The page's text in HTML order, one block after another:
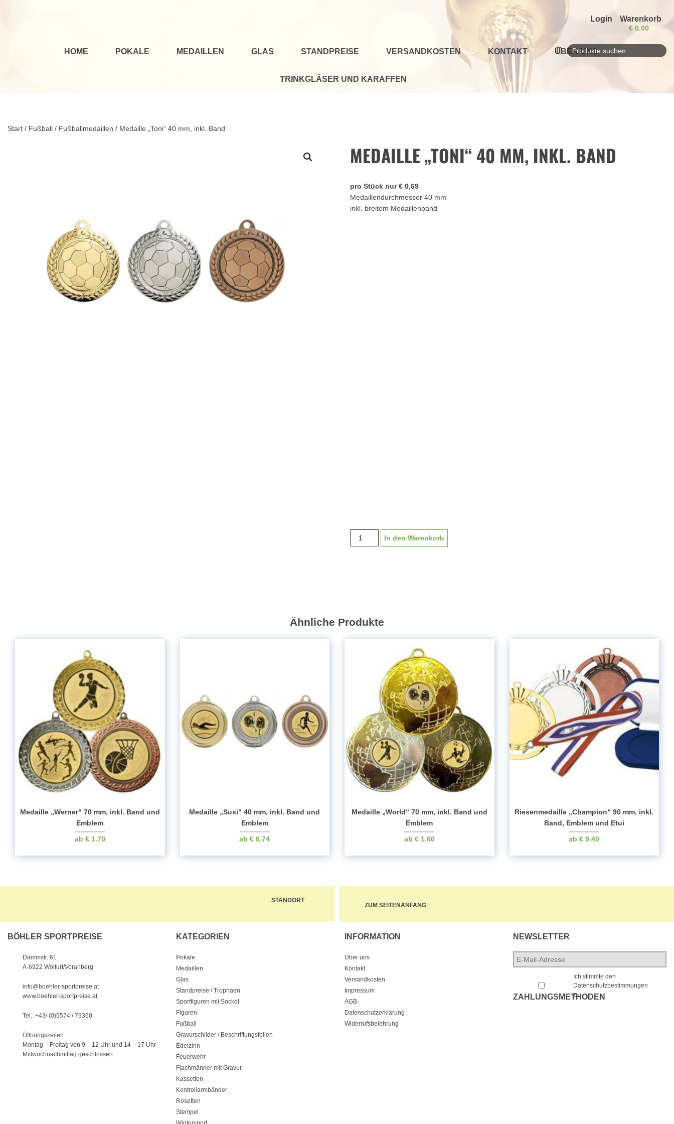
Login Warenkorb
€ 0.00
HOME POKALE MEDAILLEN GLAS STANDPREISE VERSANDKOSTEN KONTAKT ÜBER UNS
TRINKGLÄSER UND KARAFFEN
Suchen
Start / Fußball / Fußballmedaillen / Medaille „Toni“ 40 mm, inkl. Band
MEDAILLE „TONI“ 40 MM, INKL. BAND
pro Stück nur € 0,69
Medaillendurchmesser 40 mm
inkl. breitem Medaillenband
Medaille
"Toni"
In den Warenkorb
Ähnliche Produkte
Medaille „Werner“ 70 mm, inkl. Band und
Emblem
€1.70
Medaille „Susi“ 40 mm, inkl. Band und
Emblem
€ 0.74
Medaille „World“ 70 mm, inkl. Band und
Emblem
€1.60
Riesenmedaille „Champion“ 90 mm, inkl.
Band, Emblem und Etui
€ 9.40
STANDORT
ZUM SEITENANFANG
BÖHLER SPORTPREISE
Dammstr. 61
A-6922 Wolfurt/Vorarlberg
info@boehler-sportpreise.at
www.boehler-sportpreise.at
Tel.: +43/ (0)5574 / 79360
Öffnungszeiten
Montag – Freitag von 9 – 12 Uhr und 14 – 17 Uhr
Mittwochnachmittag geschlossen.
KATEGORIEN
Pokale
Medaillen
Glas
Standpreise / Trophäen
Sportfiguren mit Sockel
Figuren
Fußball
Gravurschilder / Beschriftungsfolien
Edelzinn
Feuerwehr
Flachmänner mit Gravur
Kassetten
Kontrollarmbänder
Rosetten
Stempel
INFORMATION
Über uns
Kontakt
Versandkosten
Impressum
AGB
Datenschutzerklärung
Widerrufsbelehrung
NEWSLETTER
E-
Mail-
Ich stimmte den
Datenschutzbestimmungen
zu.
ZAHLUNGSMETHODEN